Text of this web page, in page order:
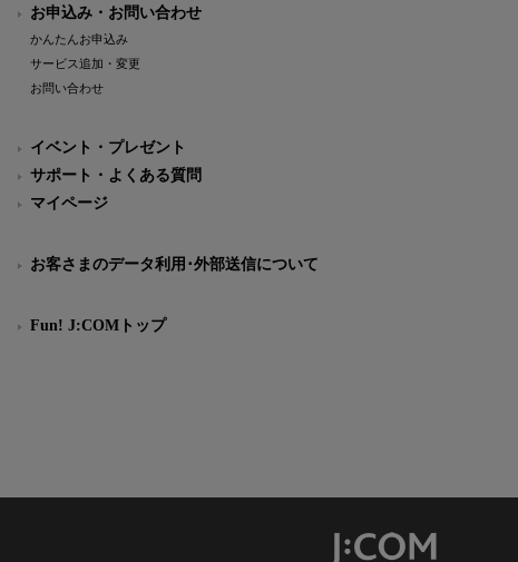
お申込み・お問い合わせ
かんたんお申込み
サービス追加・変更
お問い合わせ
イベント・プレゼント
サポート・よくある質問
マイページ
お客さまのデータ利用･外部送信について
Fun! J:COMトップ